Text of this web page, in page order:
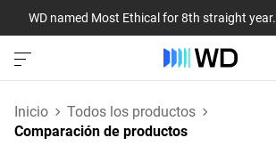
WD named Most Ethical for 8th straight year.
Inicio
Todos los productos
Comparación de productos